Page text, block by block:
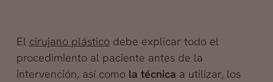
El cirujano plásticodebe explicar todo el
procedimiento al paciente antes de la
intervención, así comola técnica a utilizar, los